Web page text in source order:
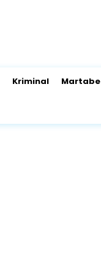
Kriminal Martabe